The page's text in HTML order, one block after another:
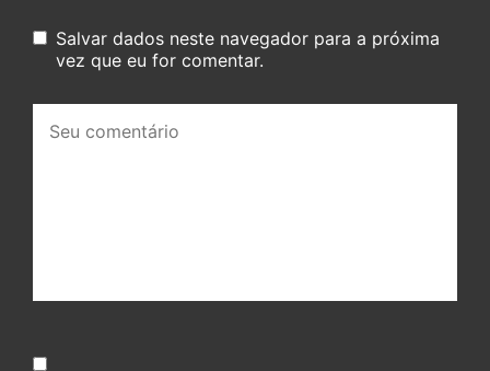
Salvar dados neste navegador para a próxima
vez que eu for comentar.
comentário: